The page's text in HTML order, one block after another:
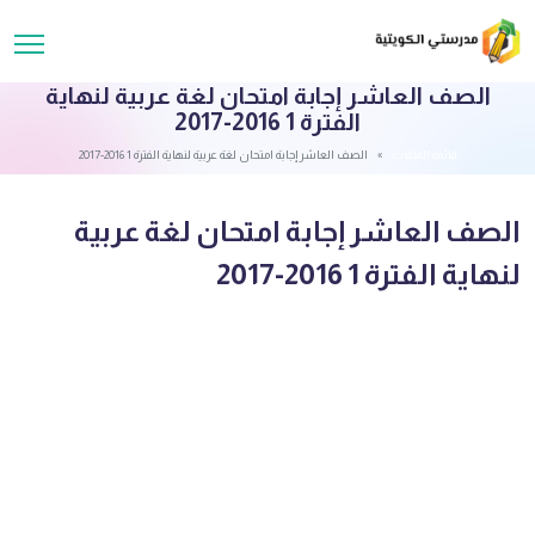
الصف العاشر إجابة امتحان لغة عربية لنهاية
الفترة 1 2016-2017
الصف العاشر إجابة امتحان لغة عربية لنهاية الفترة 1 2016-2017
الصف العاشر إجابة امتحان لغة عربية
لنهاية الفترة 1 2016-2017